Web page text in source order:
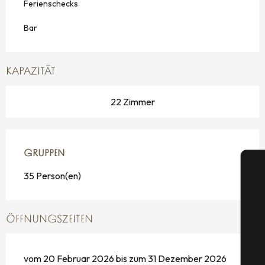
Ferienschecks
Bar
KAPAZITÄT
22 Zimmer
GRUPPEN
GRUPPEN
35 Person(en)
ÖFFNUNGSZEITEN
vom 20 Februar 2026 bis zum 31 Dezember 2026